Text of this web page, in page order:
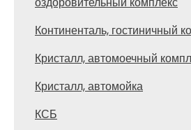
Континенталь, гостиничный
Кристалл, автомоечный
Кристалл, автомойка
КСБ